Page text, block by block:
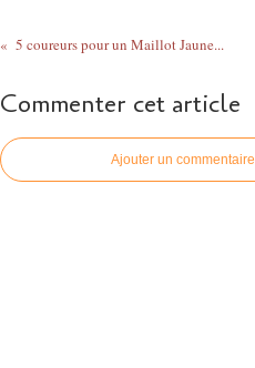
5 coureurs pour un Maillot Jaune...
Commenter cet article
Ajouter un commentaire